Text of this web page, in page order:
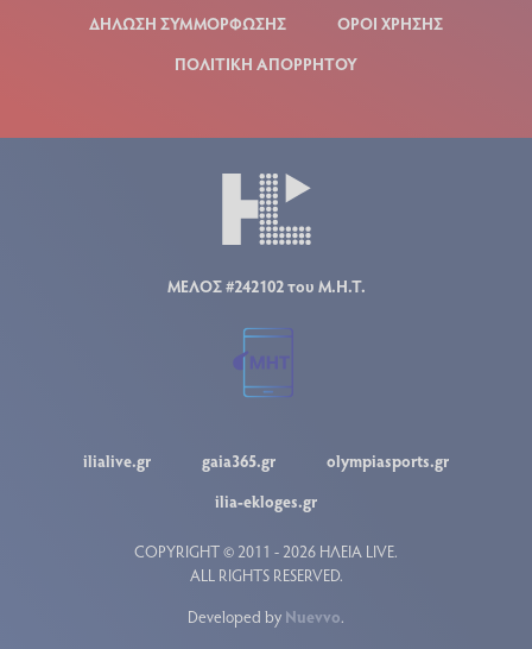
ΔΗΛΩΣΗ ΣΥΜΜΟΡΦΩΣΗΣ
ΟΡΟΙ ΧΡΗΣΗΣ
ΠΟΛΙΤΙΚΗ ΑΠΟΡΡΗΤΟΥ
ΜΕΛΟΣ #242102 του Μ.Η.Τ.
ilialive.gr gaia365.gr
olympiasports.gr
ilia-ekloges.gr
COPYRIGHT © 2011 - 2026 ΗΛΕΙΑ LIVE.
ALL RIGHTS RESERVED.
Developed by Nuevvo.